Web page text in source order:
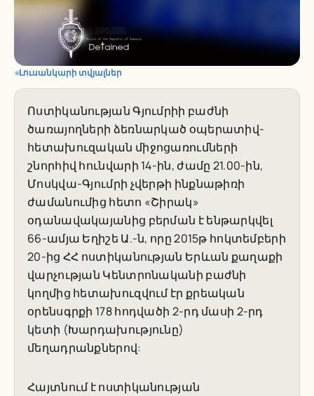
Լուսանկարի տվյալներ
Ոստիկանության Գյումրիի բաժնի
ծառայողների ձեռնարկած օպերատիվ-
հետախուզական միջոցառումների
շնորհիվ հունվարի 14-ին, ժամը 21.00-ին,
Մոսկվա-Գյումրի չվերթի ինքնաթիռի
ժամանումից հետո «Շիրակ»
օդանավակայանից բերման է ենթարկվել
66-ամյա Եղիշե Ա.-ն, որը 2015թ հոկտեմբերի
20-ից ՀՀ ոստիկանության Երևան քաղաքի
վարչության Կենտրոնականի բաժնի
կողմից հետախուզվում էր քրեական
օրենսգրքի 178 հոդվածի 2-րդ մասի 2-րդ
կետի (Խարդախությունը)
մեղադրանքներով:
Հայտնում է ոստիկանության